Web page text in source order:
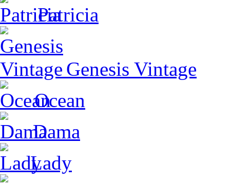
Patricia
Genesis Vintage
Ocean
Dama
Lady